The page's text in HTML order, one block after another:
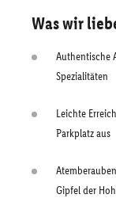
Was wir
Authentische
Spezialitäten
Leichte
Parkplatz aus
Gipfel der